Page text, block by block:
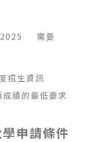
需要
招生資訊
績的最低要求
申請條件